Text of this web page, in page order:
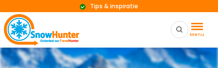
Menu
Tips & inspiratie